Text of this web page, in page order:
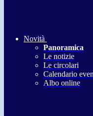
Novità
Panoramica
Le notizie
Le circolari
Calendario
Albo online